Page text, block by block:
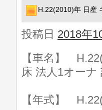
H.22(2010)年 日産
投稿日 2018年
【車名】
床 法人1オーナ
【年式】